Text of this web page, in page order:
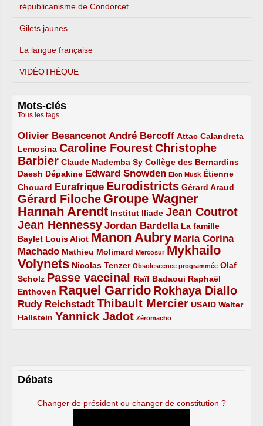
républicanisme de Condorcet
Gilets jaunes
La langue française
VIDÉOTHÈQUE
Mots-clés
Tous les tags
Olivier Besancenot
3/5 André Bercoff
3/5 Attac
2/5
Calandreta
Lemosina
2/5 Caroline Fourest
4/5
Christophe
Barbier
4/5 Claude Mademba Sy
2/5 Collège des Bernardins
2/5
Daesh
2/5 Dépakine
2/5 Edward Snowden
3/5 Elon Musk
1/5
Étienne
Chouard
2/5 Eurafrique
3/5 Eurodistricts
4/5 Gérard Araud
2/5
Gérard Filoche
4/5 Groupe Wagner
5/5
Hannah Arendt
5/5 Institut Iliade
2/5 Jean Coutrot
4/5
Jean Hennessy
4/5 Jordan Bardella
3/5
La famille
Baylet
2/5 Louis Aliot
2/5 Manon Aubry
5/5
Maria Corina
Machado
3/5 Mathieu Molimard
2/5 Mercosur
1/5
Mykhailo
Volynets
5/5 Nicolas Tenzer
2/5 Obsolescence programmée
1/5
Olaf
Scholz
2/5 Passe vaccinal
4/5 Raïf Badaoui
2/5
Raphaël
Enthoven
2/5 Raquel Garrido
5/5 Rokhaya Diallo
4/5
Rudy Reichstadt
3/5 Thibault Mercier
4/5 USAID
2/5
Walter
Hallstein
2/5 Yannick Jadot
4/5 Zéromacho
1/5
Débats
Changer de président ou changer de constitution ?